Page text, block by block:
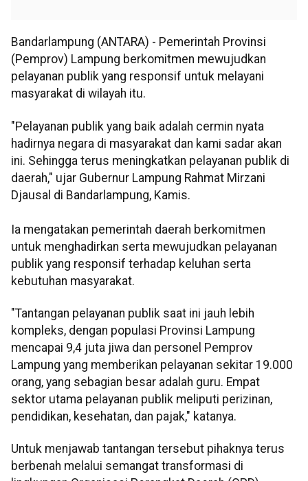
Bandarlampung (ANTARA) - Pemerintah Provinsi
(Pemprov) Lampung berkomitmen mewujudkan
pelayanan publik yang responsif untuk melayani
masyarakat di wilayah itu.
"Pelayanan publik yang baik adalah cermin nyata
hadirnya negara di masyarakat dan kami sadar akan
ini. Sehingga terus meningkatkan pelayanan publik di
daerah," ujar Gubernur Lampung Rahmat Mirzani
Djausal di Bandarlampung, Kamis.
Ia mengatakan pemerintah daerah berkomitmen
untuk menghadirkan serta mewujudkan pelayanan
publik yang responsif terhadap keluhan serta
kebutuhan masyarakat.
"Tantangan pelayanan publik saat ini jauh lebih
kompleks, dengan populasi Provinsi Lampung
mencapai 9,4 juta jiwa dan personel Pemprov
Lampung yang memberikan pelayanan sekitar 19.000
orang, yang sebagian besar adalah guru. Empat
sektor utama pelayanan publik meliputi perizinan,
pendidikan, kesehatan, dan pajak," katanya.
Untuk menjawab tantangan tersebut pihaknya terus
berbenah melalui semangat transformasi di